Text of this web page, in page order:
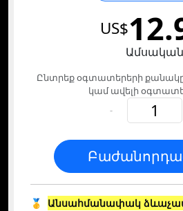
US$
Ամսական
Ընտրեք օգտատերերի քանակը։
կամ ավելի
-
🥇
Անսահմանափակ